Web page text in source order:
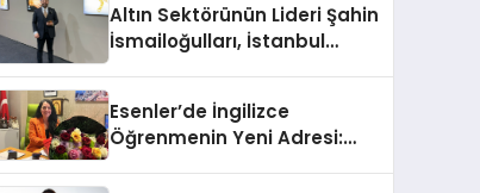
Altın Sektörünün Lideri Şahin
İsmailoğulları, İstanbul
Esenler’de İngilizce
Öğrenmenin Yeni Adresi: